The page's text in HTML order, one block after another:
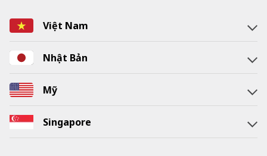
Việt Nam
Nhật Bản
Mỹ
Singapore